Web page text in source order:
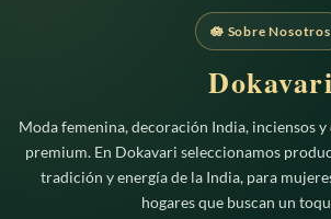
🪷 Sobre Nosotros
Dokavari
Moda femenina, decoración India, inciensos
premium. En Dokavari seleccionamos
tradición y energía de la India, para
hogares que buscan un